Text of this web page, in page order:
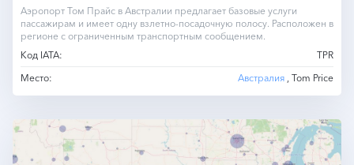
Аэропорт Том Прайс в Австралии предлагает базовые услуги
пассажирам и имеет одну взлетно-посадочную полосу. Расположен в
регионе с ограниченным транспортным сообщением.
Код IATA:
TPR
Место:
Австралия , Tom Price